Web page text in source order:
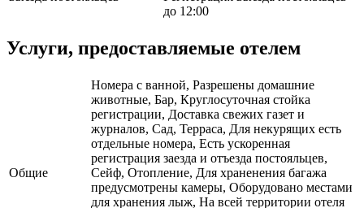
до 12:00
Услуги, предоставляемые отелем
Общие
Номера с ванной, Разрешены домашние
животные, Бар, Круглосуточная стойка
регистрации, Доставка свежих газет и
журналов, Сад, Терраса, Для некурящих есть
отдельные номера, Есть ускоренная
регистрация заезда и отъезда постояльцев,
Сейф, Отопление, Для храненения багажа
предусмотрены камеры, Оборудовано местами
для хранения лыж, На всей территории отеля